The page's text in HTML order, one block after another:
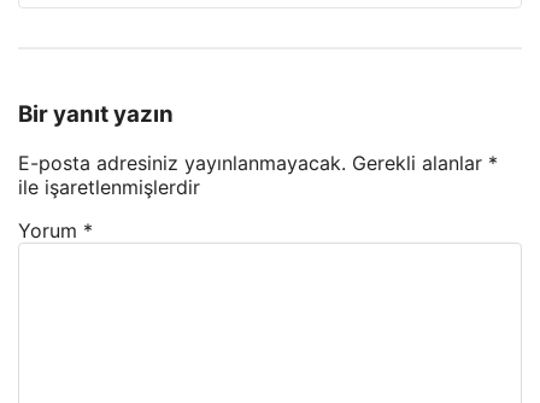
Bir yanıt yazın
E-posta adresiniz yayınlanmayacak. Gerekli alanlar *
ile işaretlenmişlerdir
Yorum *